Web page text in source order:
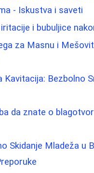
- Iskustva i saveti
i bubuljice
za Masnu i
Kavitacija: Bezbolno
da znate o
Skidanje Mladeža u